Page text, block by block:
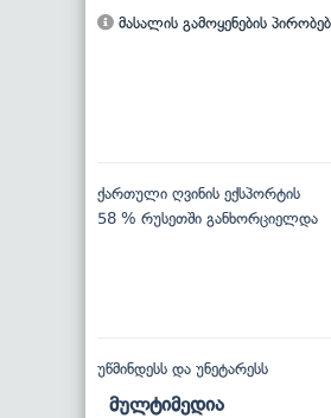
მასალის გამოყენების
ქართული ღვინის ექსპორტის
58 % რუსეთში განხორციელდა
უწმინდესს და უნეტარესს
მულტიმედია